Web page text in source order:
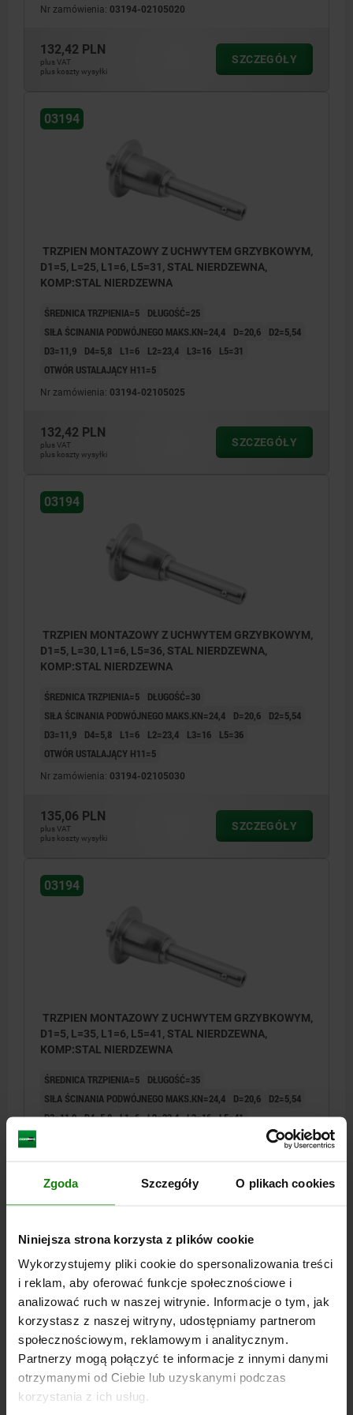
Zgoda Szczegóły O plikach cookies
Niniejsza strona korzysta z plików cookie
Wykorzystujemy pliki cookie do spersonalizowania treści
i reklam, aby oferować funkcje społecznościowe i
analizować ruch w naszej witrynie. Informacje o tym, jak
korzystasz z naszej witryny, udostępniamy partnerom
społecznościowym, reklamowym i analitycznym.
Partnerzy mogą połączyć te informacje z innymi danymi
otrzymanymi od Ciebie lub uzyskanymi podczas
korzystania z ich usług.
Nr zamówienia: 03194-02105020
132,42 PLN
plus VAT
plus koszty wysyłki
SZCZEGÓŁY
03194
TRZPIEN MONTAZOWY Z UCHWYTEM GRZYBKOWYM,
D1=5, L=25, L1=6, L5=31, STAL NIERDZEWNA,
KOMP:STAL NIERDZEWNA
ŚREDNICA TRZPIENIA=5
DŁUGOŚĆ=25
SIŁA ŚCINANIA PODWÓJNEGO MAKS.KN=24,4
D=20,6
D2=5,54
D3=11,9
D4=5,8 L1=6 L2=23,4 L3=16
L5=31
OTWÓR USTALAJĄCY H11=5
Nr zamówienia: 03194-02105025
132,42 PLN
plus VAT
plus koszty wysyłki
SZCZEGÓŁY
03194
TRZPIEN MONTAZOWY Z UCHWYTEM GRZYBKOWYM,
D1=5, L=30, L1=6, L5=36, STAL NIERDZEWNA,
KOMP:STAL NIERDZEWNA
ŚREDNICA TRZPIENIA=5
DŁUGOŚĆ=30
SIŁA ŚCINANIA PODWÓJNEGO MAKS.KN=24,4
D=20,6
D2=5,54
D3=11,9
D4=5,8 L1=6 L2=23,4 L3=16
L5=36
OTWÓR USTALAJĄCY H11=5
Nr zamówienia: 03194-02105030
135,06 PLN
plus VAT
plus koszty wysyłki
SZCZEGÓŁY
03194
TRZPIEN MONTAZOWY Z UCHWYTEM GRZYBKOWYM,
D1=5, L=35, L1=6, L5=41, STAL NIERDZEWNA,
KOMP:STAL NIERDZEWNA
ŚREDNICA TRZPIENIA=5
DŁUGOŚĆ=35
SIŁA ŚCINANIA PODWÓJNEGO MAKS.KN=24,4
D=20,6
D2=5,54
D3=11,9 D4=5,8 L1=6 L2=23,4 L3=16 L5=41
03194
TRZPIEN MONTAZOWY Z UCHWYTEM GRZYBKOWYM,